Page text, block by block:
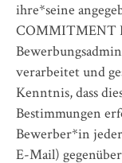
ihre*seine
COMMITMENT
verarbeitet und
Kenntnis, dass
Bestimmungen
Bewerber*in
E-Mail)